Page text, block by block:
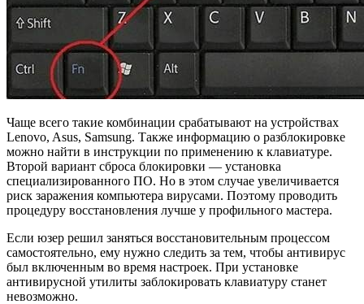
Чаще всего такие комбинации срабатывают на устройствах
Lenovo, Asus, Samsung. Также информацию о разблокировке
можно найти в инструкции по применению к клавиатуре.
Второй вариант сброса блокировки — установка
специализированного ПО. Но в этом случае увеличивается
риск заражения компьютера вирусами. Поэтому проводить
процедуру восстановления лучше у профильного мастера.
Если юзер решил заняться восстановительным процессом
самостоятельно, ему нужно следить за тем, чтобы антивирус
был включенным во время настроек. При установке
антивирусной утилиты заблокировать клавиатуру станет
невозможно.